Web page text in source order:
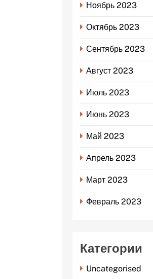
Ноябрь 2023
Октябрь 2023
Сентябрь 2023
Август 2023
Июль 2023
Июнь 2023
Май 2023
Апрель 2023
Март 2023
Февраль 2023
Категории
Uncategorised